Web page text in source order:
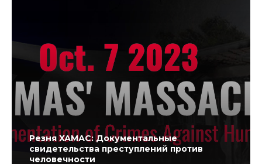
Резня ХАМАС: Документальные
свидетельства преступлений против
человечности